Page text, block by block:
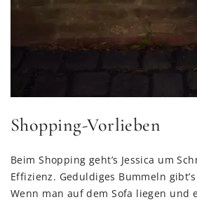
Shopping-Vorlieben
Beim Shopping geht’s Jessica um
Effizienz. Geduldiges Bummeln
Wenn man auf dem Sofa liegen und